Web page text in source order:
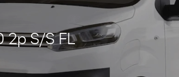
2p S/S FL